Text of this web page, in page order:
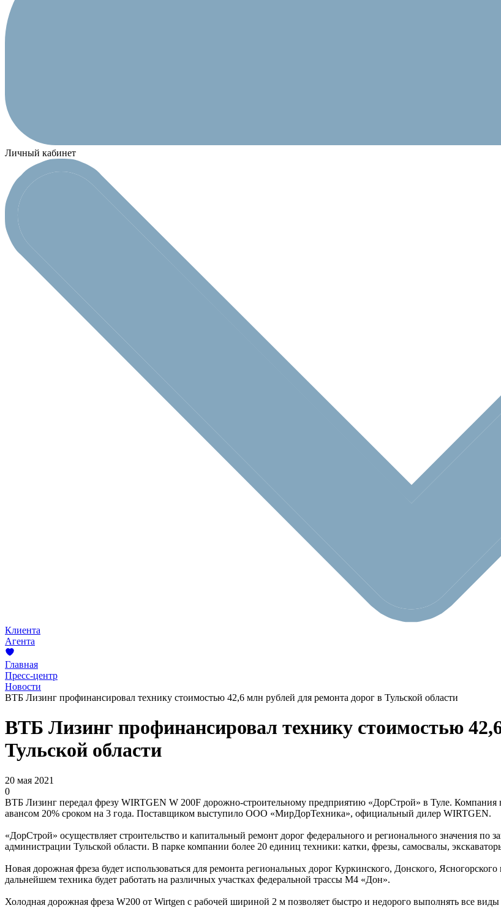
Личный кабинет
Клиента
Агента
Главная
Пресс-центр
Новости
ВТБ Лизинг профинансировал технику стоимостью 42,6 млн рублей для ремонта дорог в Тульской области
ВТБ Лизинг профинансировал технику стоимостью
Тульской области
20 мая 2021
0
ВТБ Лизинг передал фрезу WIRTGEN W 200F дорожно-строительному предприятию «ДорСтрой» в Туле. Компания
авансом 20% сроком на 3 года. Поставщиком выступило ООО «МирДорТехника», официальный дилер WIRTGEN.
«ДорСтрой» осуществляет строительство и капитальный ремонт дорог федерального и регионального значения по
администрации Тульской области. В парке компании более 20 единиц техники: катки, фрезы, самосвалы,
Новая дорожная фреза будет использоваться для ремонта региональных дорог Куркинского, Донского,
дальнейшем техника будет работать на различных участках федеральной трассы М4 «Дон».
Холодная дорожная фреза W200 от Wirtgen с рабочей шириной 2 м позволяет быстро и недорого выполнять все